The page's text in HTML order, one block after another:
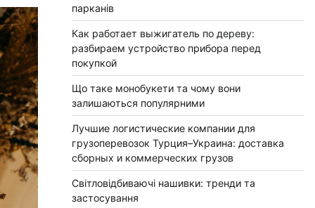
парканів
Как работает выжигатель по дереву:
разбираем устройство прибора перед
покупкой
Що таке монобукети та чому вони
залишаються популярними
Лучшие логистические компании для
грузоперевозок Турция–Украина: доставка
сборных и коммерческих грузов
Світловідбиваючі нашивки: тренди та
застосування